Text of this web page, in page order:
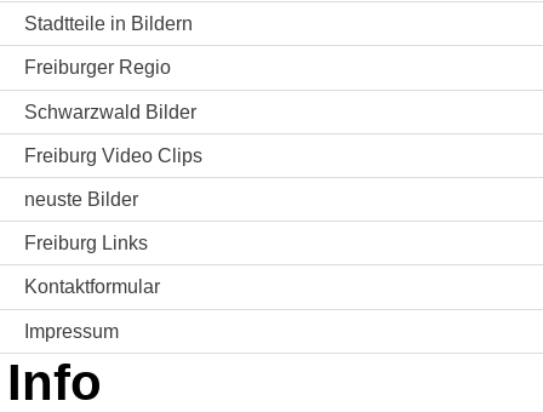
Stadtteile in Bildern
Freiburger Regio
Schwarzwald Bilder
Freiburg Video Clips
neuste Bilder
Freiburg Links
Kontaktformular
Impressum
Info